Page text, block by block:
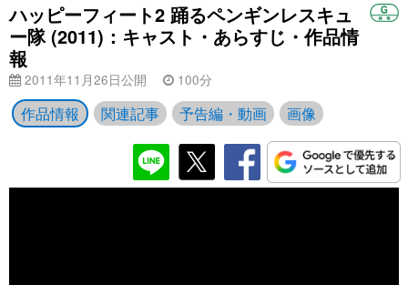
ハッピーフィート2 踊るペンギンレスキュ
ー隊 (2011)：キャスト・あらすじ・作品情
報
2011年11月26日公開 100分
作品情報 関連記事 予告編・動画 画像